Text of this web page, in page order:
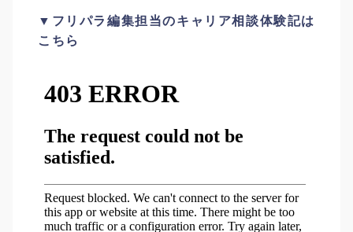
▼フリパラ編集担当のキャリア相談体験記は
こちら